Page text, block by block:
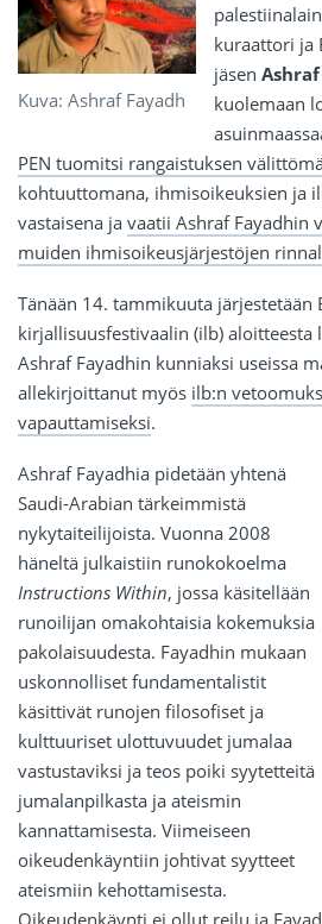
Kuva: Ashraf Fayadh
kuraattori ja
jäsen
kuolemaan
PEN tuomitsi rangaistuksen
kohtuuttomana, ihmisoikeuksien ja
vastaisena ja vaatii Ashraf Fayadhin
muiden ihmisoikeusjärjestöjen
Tänään 14. tammikuuta järjestetään
kirjallisuusfestivaalin (ilb) aloitteesta
Ashraf Fayadhin kunniaksi useissa
allekirjoittanut myös ilb:n
vapauttamiseksi.
Ashraf Fayadhia pidetään yhtenä
Saudi-Arabian tärkeimmistä
nykytaiteilijoista. Vuonna 2008
häneltä julkaistiin runokokoelma
Instructions Within, jossa käsitellään
runoilijan omakohtaisia kokemuksia
pakolaisuudesta. Fayadhin mukaan
uskonnolliset fundamentalistit
käsittivät runojen filosofiset ja
kulttuuriset ulottuvuudet jumalaa
vastustaviksi ja teos poiki syytetteitä
jumalanpilkasta ja ateismin
kannattamisesta. Viimeiseen
oikeudenkäyntiin johtivat syytteet
ateismiin kehottamisesta.
Oikeudenkäynti ei ollut reilu ja